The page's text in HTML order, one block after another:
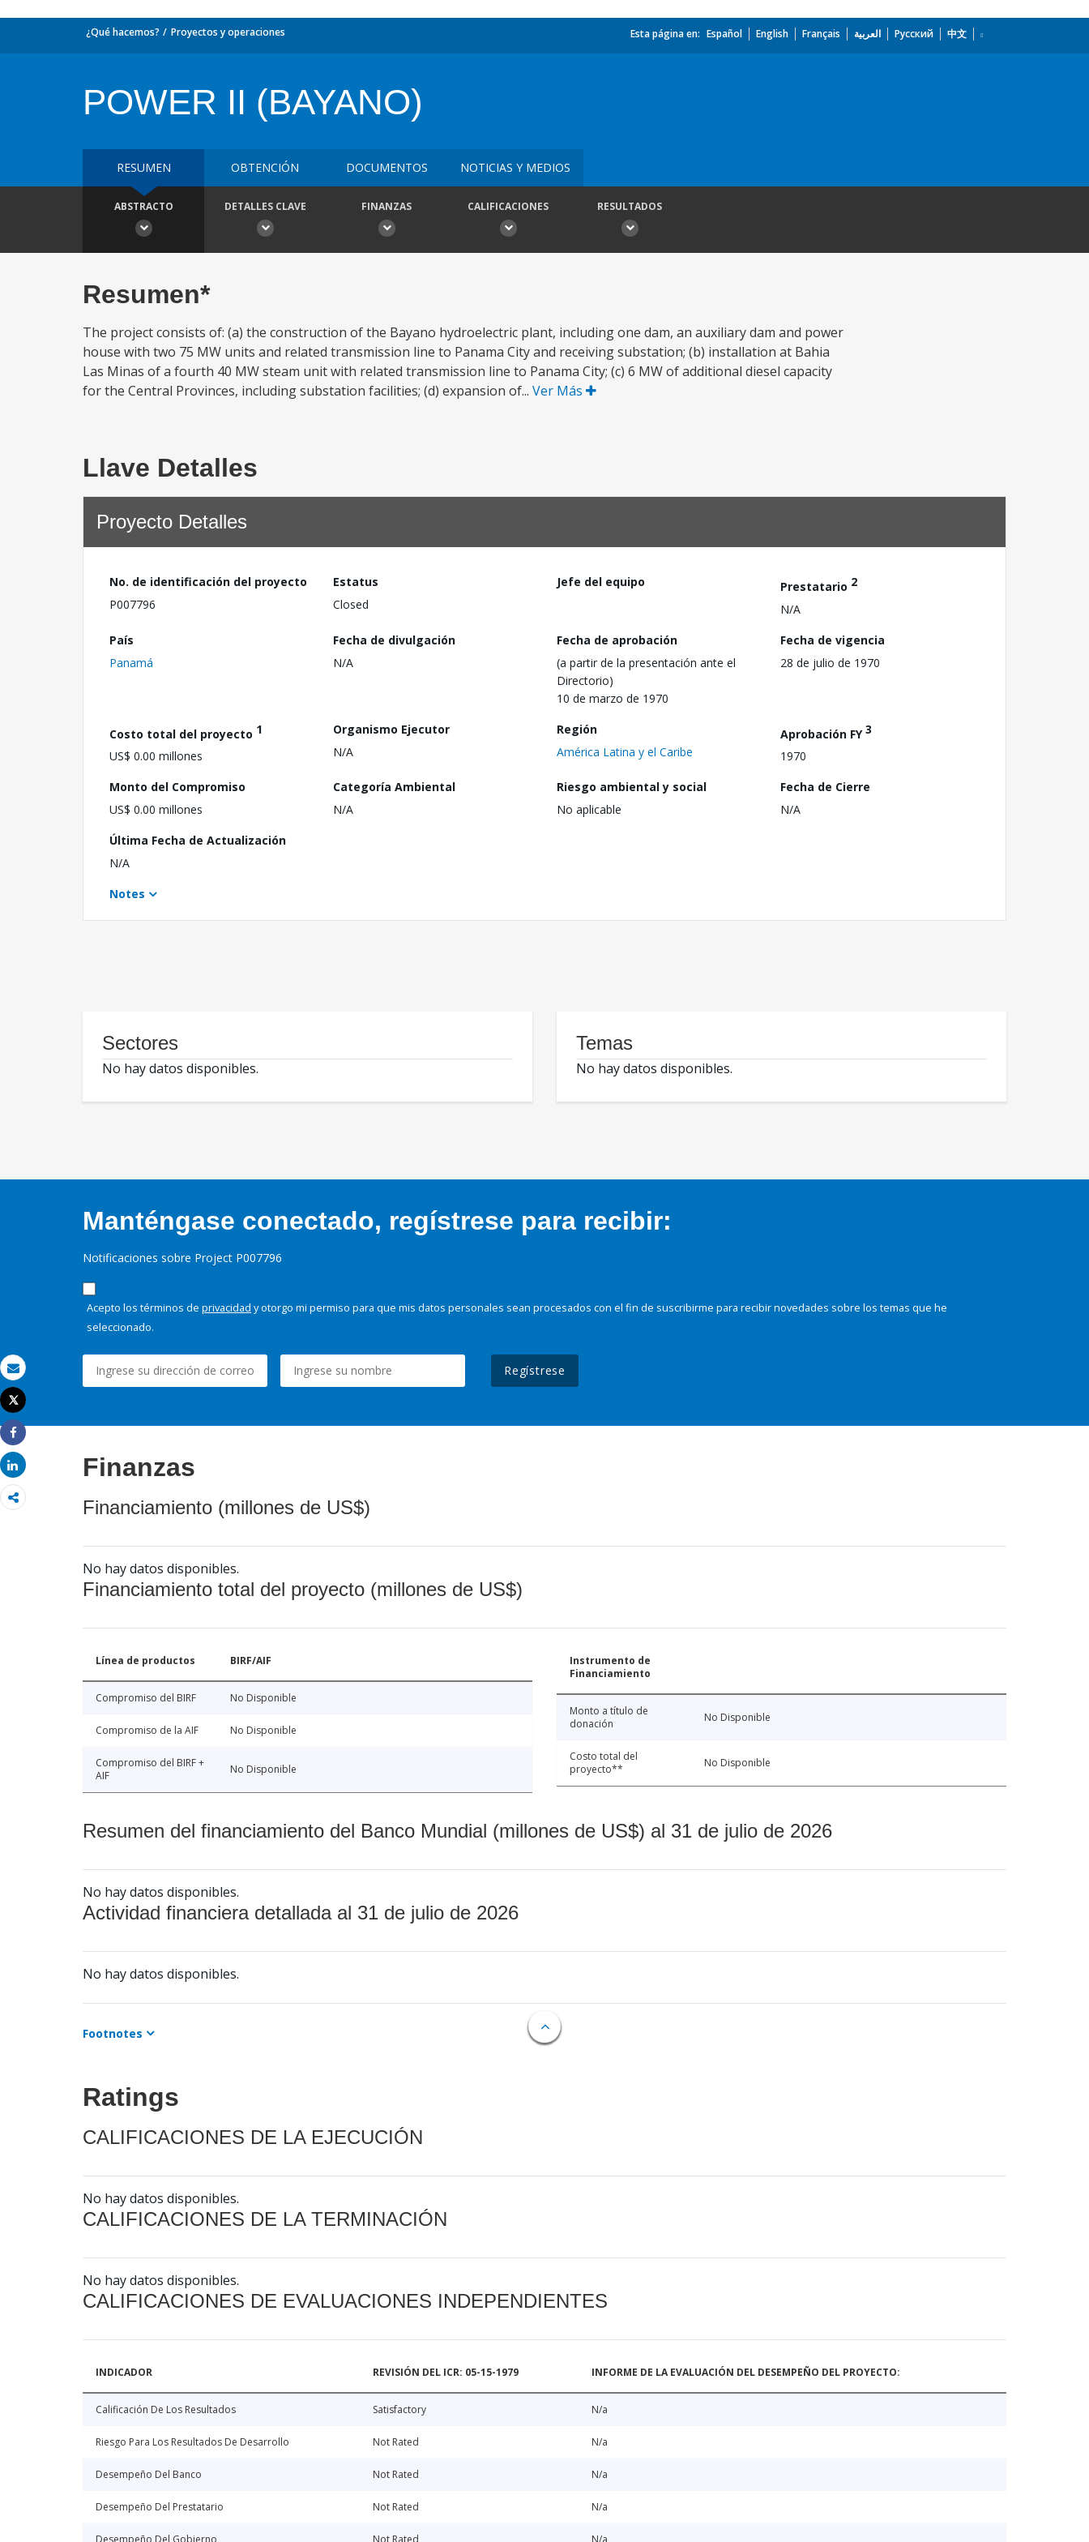
Correo electrónico
Imprimir
Tweet
Share
Share
¿Qué hacemos? Proyectos y operaciones Esta página en: Español English Français العربية Русский 中文
POWER II (BAYANO)
RESUMEN OBTENCIÓN DOCUMENTOS NOTICIAS Y MEDIOS
ABSTRACTO DETALLES CLAVE FINANZAS CALIFICACIONES RESULTADOS
Resumen*
The project consists of: (a) the construction of the Bayano hydroelectric plant, including one dam, an auxiliary dam and power
house with two 75 MW units and related transmission line to Panama City and receiving substation; (b) installation at Bahia
Las Minas of a fourth 40 MW steam unit with related transmission line to Panama City; (c) 6 MW of additional diesel capacity
for the Central Provinces, including substation facilities; (d) expansion of... Ver Más
Llave Detalles
Proyecto Detalles
No. de identificación del proyecto
P007796
Estatus
Closed
Jefe del equipo Prestatario 2
N/A
País
Panamá
Fecha de divulgación
N/A
Fecha de aprobación
(a partir de la presentación ante el
Directorio)
10 de marzo de 1970
Fecha de vigencia
28 de julio de 1970
Costo total del proyecto 1
US$ 0.00 millones
Organismo Ejecutor
N/A
Región
América Latina y el Caribe
Aprobación FY3
1970
Monto del Compromiso
US$ 0.00 millones
Categoría Ambiental
N/A
Riesgo ambiental y social
No aplicable
Fecha de Cierre
N/A
Última Fecha de Actualización
N/A
Notes
Sectores
No hay datos disponibles.
Temas
No hay datos disponibles.
Manténgase conectado, regístrese para recibir:
Notificaciones sobre Project P007796
Acepto los términos de privacidad y otorgo mi permiso para que mis datos personales sean procesados con el fin de suscribirme para recibir novedades sobre los temas que he
seleccionado.
Regístrese
Finanzas
Financiamiento (millones de US$)
No hay datos disponibles.
Financiamiento total del proyecto (millones de US$)
Línea de productos BIRF/AIF
Compromiso del BIRF No Disponible
Compromiso de la AIF No Disponible
Compromiso del BIRF +
AIF
No Disponible
Instrumento de
Financiamiento
Monto a título de
donación
No Disponible
Costo total del
proyecto**
No Disponible
Resumen del financiamiento del Banco Mundial (millones de US$) al 31 de julio de 2026
No hay datos disponibles.
Actividad financiera detallada al 31 de julio de 2026
No hay datos disponibles.
Footnotes
Ratings
CALIFICACIONES DE LA EJECUCIÓN
No hay datos disponibles.
CALIFICACIONES DE LA TERMINACIÓN
No hay datos disponibles.
CALIFICACIONES DE EVALUACIONES INDEPENDIENTES
INDICADOR REVISIÓN DEL ICR: 05-15-1979 INFORME DE LA EVALUACIÓN DEL DESEMPEÑO DEL PROYECTO:
Calificación De Los Resultados Satisfactory N/a
Riesgo Para Los Resultados De Desarrollo Not Rated N/a
Desempeño Del Banco Not Rated N/a
Desempeño Del Prestatario Not Rated N/a